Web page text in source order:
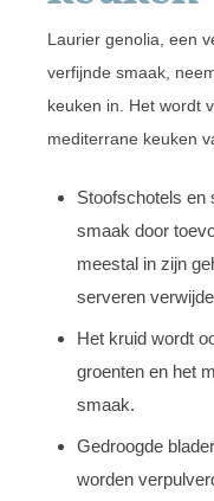
Laurier genolia, een
verfijnde smaak,
keuken in. Het wordt
mediterrane keuken
Stoofschotels en
smaak door
meestal in zijn
serveren
Het kruid wordt
groenten en het
smaak.
Gedroogde
worden